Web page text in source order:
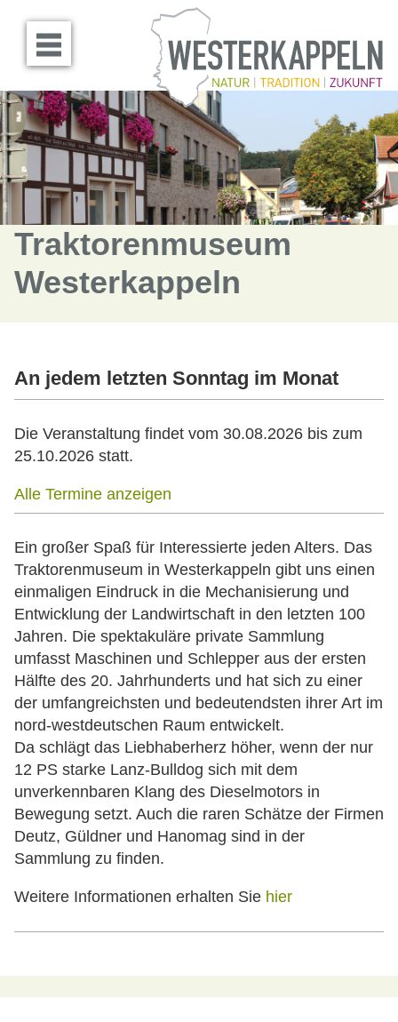
Menü öffnen
Traktorenmuseum
Westerkappeln
An jedem letzten Sonntag im Monat
Die Veranstaltung findet vom 30.08.2026 bis zum
25.10.2026 statt.
Alle Termine anzeigen
Ein großer Spaß für Interessierte jeden Alters. Das
Traktorenmuseum in Westerkappeln gibt uns einen
einmaligen Eindruck in die Mechanisierung und
Entwicklung der Landwirtschaft in den letzten 100
Jahren. Die spektakuläre private Sammlung
umfasst Maschinen und Schlepper aus der ersten
Hälfte des 20. Jahrhunderts und hat sich zu einer
der umfangreichsten und bedeutendsten ihrer Art im
nord-westdeutschen Raum entwickelt.
Da schlägt das Liebhaberherz höher, wenn der nur
12 PS starke Lanz-Bulldog sich mit dem
unverkennbaren Klang des Dieselmotors in
Bewegung setzt. Auch die raren Schätze der Firmen
Deutz, Güldner und Hanomag sind in der
Sammlung zu finden.
Weitere Informationen erhalten Sie hier